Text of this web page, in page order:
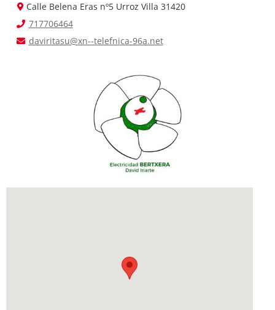
Calle Belena Eras nº5 Urroz Villa 31420
717706464
daviritasu@xn--telefnica-96a.net